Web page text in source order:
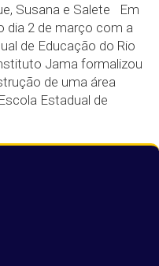
Susana e Salete Em
dia 2 de março com a
de Educação do Rio
Jama formalizou
de uma área
Estadual de